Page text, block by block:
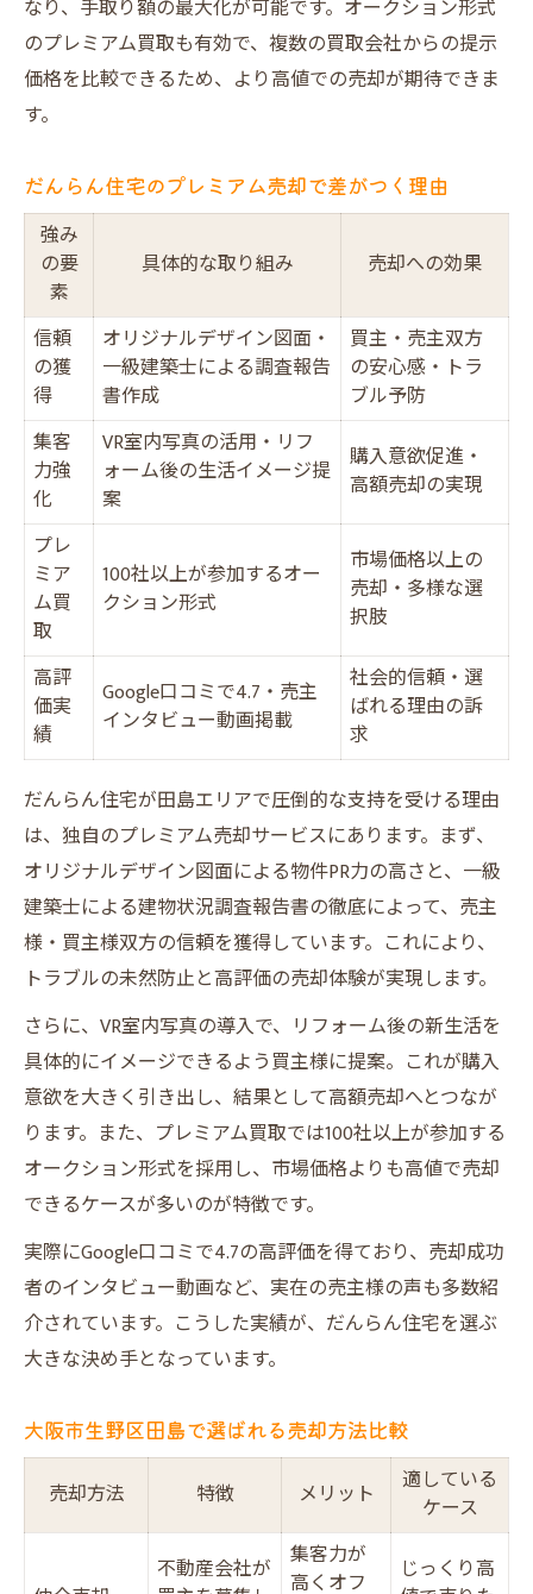
なり、手取り額の最大化が可能です。オークション形式
のプレミアム買取も有効で、複数の買取会社からの提示
価格を比較できるため、より高値での売却が期待できま
す。
だんらん住宅のプレミアム売却で差がつく理由
強み
の要
素
具体的な取り組み 売却への効果
信頼
の獲
得
オリジナルデザイン図面・
一級建築士による調査報告
書作成
買主・売主双方
の安心感・トラ
ブル予防
集客
力強
化
VR室内写真の活用・リフ
ォーム後の生活イメージ提
案
購入意欲促進・
高額売却の実現
プレ
ミア
ム買
取
100社以上が参加するオー
クション形式
市場価格以上の
売却・多様な選
択肢
高評
価実
績
Google口コミで4.7・売主
インタビュー動画掲載
社会的信頼・選
ばれる理由の訴
求
だんらん住宅が田島エリアで圧倒的な支持を受ける理由
は、独自のプレミアム売却サービスにあります。まず、
オリジナルデザイン図面による物件PR力の高さと、一級
建築士による建物状況調査報告書の徹底によって、売主
様・買主様双方の信頼を獲得しています。これにより、
トラブルの未然防止と高評価の売却体験が実現します。
さらに、VR室内写真の導入で、リフォーム後の新生活を
具体的にイメージできるよう買主様に提案。これが購入
意欲を大きく引き出し、結果として高額売却へとつなが
ります。また、プレミアム買取では100社以上が参加する
オークション形式を採用し、市場価格よりも高値で売却
できるケースが多いのが特徴です。
実際にGoogle口コミで4.7の高評価を得ており、売却成功
者のインタビュー動画など、実在の売主様の声も多数紹
介されています。こうした実績が、だんらん住宅を選ぶ
大きな決め手となっています。
大阪市生野区田島で選ばれる売却方法比較
売却方法 特徴 メリット
適している
ケース
不動産会社が
集客力が
高くオフ
じっくり高